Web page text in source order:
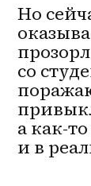
Но
со
а как-то
и в